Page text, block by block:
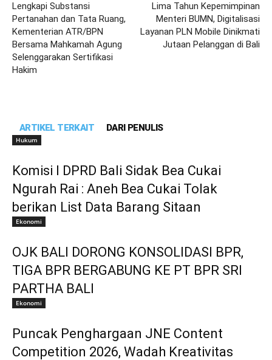
Lengkapi Substansi
Pertanahan dan Tata Ruang,
Kementerian ATR/BPN
Bersama Mahkamah Agung
Selenggarakan Sertifikasi
Hakim
Lima Tahun Kepemimpinan
Menteri BUMN, Digitalisasi
Layanan PLN Mobile Dinikmati
Jutaan Pelanggan di Bali
ARTIKEL TERKAIT DARI PENULIS
Hukum
Komisi I DPRD Bali Sidak Bea Cukai
Ngurah Rai : Aneh Bea Cukai Tolak
berikan List Data Barang Sitaan
Ekonomi
OJK BALI DORONG KONSOLIDASI BPR,
TIGA BPR BERGABUNG KE PT BPR SRI
PARTHA BALI
Ekonomi
Puncak Penghargaan JNE Content
Competition 2026, Wadah Kreativitas